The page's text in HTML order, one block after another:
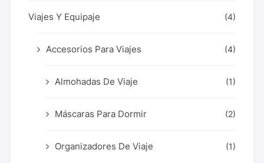
Viajes Y Equipaje (4)
Accesorios Para Viajes (4)
Almohadas De Viaje (1)
Máscaras Para Dormir (2)
Organizadores De Viaje (1)